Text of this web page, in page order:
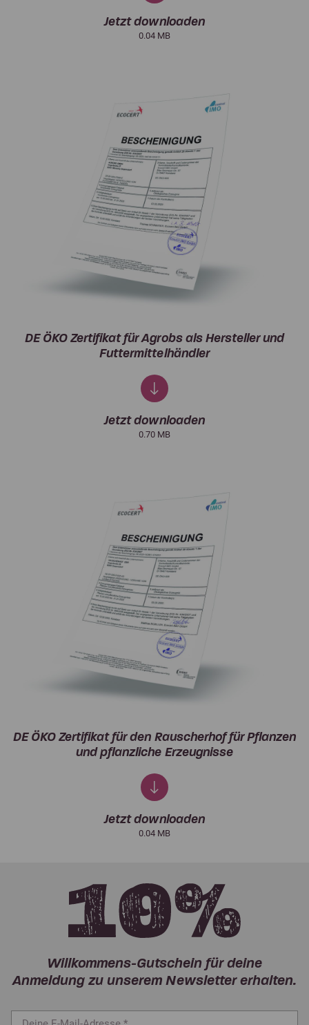
Jetzt downloaden
0.04 MB
DE ÖKO Zertifikat für Agrobs als Hersteller und
Futtermittelhändler
Jetzt downloaden
0.70 MB
DE ÖKO Zertifikat für den Rauscherhof für Pflanzen
und pflanzliche Erzeugnisse
Jetzt downloaden
0.04 MB
Willkommens-Gutschein für deine
Anmeldung zu unserem Newsletter erhalten.